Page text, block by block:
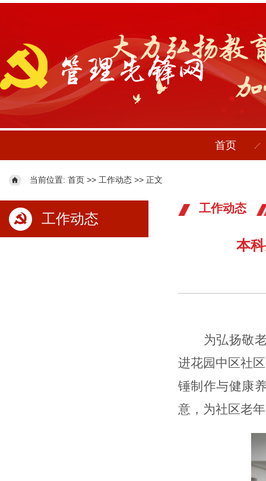
首页
当前位置: 首页 >> 工作动态 >> 正文
工作动态
工作动态
本
为弘扬敬
进花园中区社
锤制作与健康
意， 为社区老